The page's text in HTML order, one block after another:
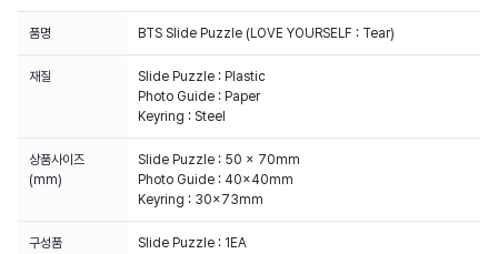
품명 BTS Slide Puzzle (LOVE YOURSELF : Tear)
재질
Slide Puzzle : Plastic
Photo Guide : Paper
Keyring : Steel
상품사이즈
(mm)
Slide Puzzle : 50 x 70mm
Photo Guide : 40x40mm
Keyring : 30x73mm
구성품
Slide Puzzle : 1EA